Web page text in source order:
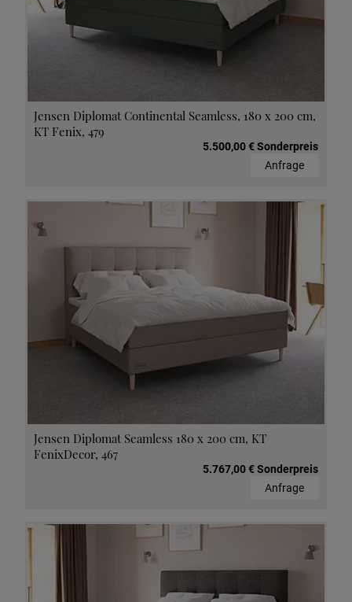
Jensen Diplomat Continental Seamless, 180 x 200 cm,
KT Fenix, 479
5.500,00 € Sonderpreis
Anfrage
Jensen Diplomat Seamless 180 x 200 cm, KT
FenixDecor, 467
5.767,00 € Sonderpreis
Anfrage